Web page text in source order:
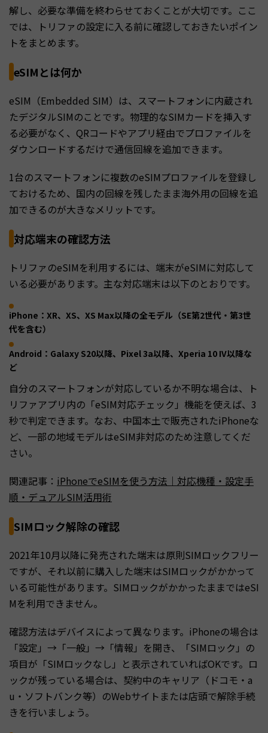
解し、必要な準備を終わらせておくことが大切です。ここ
では、トリファの設定に入る前に確認しておきたいポイン
トをまとめます。
eSIMとは何か
eSIM（Embedded SIM）は、スマートフォンに内蔵され
たデジタルSIMのことです。物理的なSIMカードを挿入す
る必要がなく、QRコードやアプリ経由でプロファイルを
ダウンロードするだけで通信回線を追加できます。
1台のスマートフォンに複数のeSIMプロファイルを登録し
ておけるため、国内の回線を残したまま海外用の回線を追
加できるのが大きなメリットです。
対応端末の確認方法
トリファのeSIMを利用するには、端末がeSIMに対応して
いる必要があります。主な対応端末は以下のとおりです。
iPhone：XR、XS、XS Max以降の全モデル（SE第2世代・第3世
代を含む）
Android：Galaxy S20以降、Pixel 3a以降、Xperia 10 IV以降な
ど
自分のスマートフォンが対応しているか不明な場合は、ト
リファアプリ内の「eSIM対応チェック」機能を使えば、3
秒で判定できます。なお、中国本土で販売されたiPhoneな
ど、一部の地域モデルはeSIM非対応のため注意してくだ
さい。
関連記事： iPhoneでeSIMを使う方法｜対応機種・設定手
順・デュアルSIM活用術
SIMロック解除の確認
2021年10月以降に発売された端末は原則SIMロックフリー
ですが、それ以前に購入した端末はSIMロックがかかって
いる可能性があります。SIMロックがかかったままではeSI
Mを利用できません。
確認方法はデバイスによって異なります。iPhoneの場合は
「設定」→「一般」→「情報」を開き、「SIMロック」の
項目が「SIMロックなし」と表示されていればOKです。ロ
ックが残っている場合は、契約中のキャリア（ドコモ・a
u・ソフトバンク等）のWebサイトまたは店頭で解除手続
きを行いましょう。